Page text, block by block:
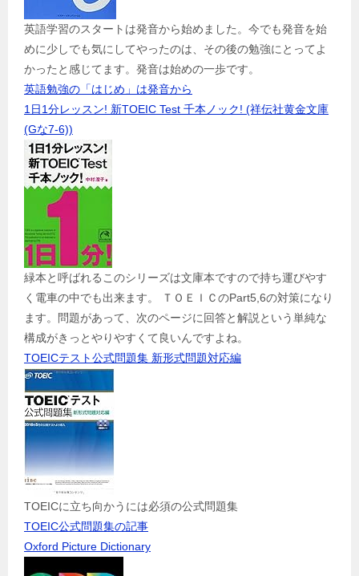
英語学習のスタートは発音から始めました。今でも発音を始
めに少しでも気にしてやったのは、その後の勉強にとってよ
かったと感じてます。発音は始めの一歩です。
英語勉強の「はじめ」は発音から
1日1分レッスン! 新TOEIC Test 千本ノック! (祥伝社黄金文庫
(Gな7-6))
緑本と呼ばれるこのシリーズは文庫本ですので持ち運びやす
く電車の中でも出来ます。 ＴＯＥＩＣのPart5,6の対策になり
ます。問題があって、次のページに回答と解説という単純な
構成がきっとやりやすくて良いんですよね。
TOEICテスト公式問題集 新形式問題対応編
TOEICに立ち向かうには必須の公式問題集
TOEIC公式問題集の記事
Oxford Picture Dictionary